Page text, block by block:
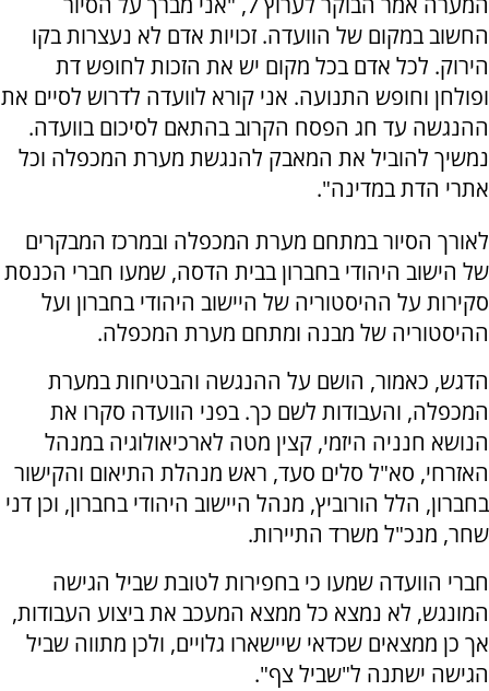
החשוב במקום של הוועדה. זכויות אדם לא נעצרות בקו
הירוק. לכל אדם בכל מקום יש את הזכות לחופש דת
ופולחן וחופש התנועה. אני קורא לוועדה לדרוש לסיים את
ההנגשה עד חג הפסח הקרוב בהתאם לסיכום בוועדה.
נמשיך להוביל את המאבק להנגשת מערת המכפלה וכל
אתרי הדת במדינה".
לאורך הסיור במתחם מערת המכפלה ובמרכז המבקרים
של הישוב היהודי בחברון בבית הדסה, שמעו חברי הכנסת
סקירות על ההיסטוריה של היישוב היהודי בחברון ועל
ההיסטוריה של מבנה ומתחם מערת המכפלה.
הדגש, כאמור, הושם על ההנגשה והבטיחות במערת
המכפלה, והעבודות לשם כך. בפני הוועדה סקרו את
הנושא חנניה היזמי, קצין מטה לארכיאולוגיה במנהל
האזרחי, סא"ל סלים סעד, ראש מנהלת התיאום והקישור
בחברון, הלל הורוביץ, מנהל היישוב היהודי בחברון, וכן דני
שחר, מנכ"ל משרד התיירות.
חברי הוועדה שמעו כי בחפירות לטובת שביל הגישה
המונגש, לא נמצא כל ממצא המעכב את ביצוע העבודות,
אך כן ממצאים שכדאי שיישארו גלויים, ולכן מתווה שביל
הגישה ישתנה ל"שביל צף".